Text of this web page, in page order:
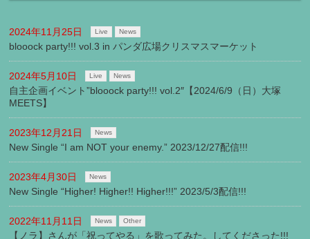
2024年11月25日 Live News
blooock party!!! vol.3 in パンダ広場クリスマスマーケット
2024年5月10日 Live News
自主企画イベント”blooock party!!! vol.2″【2024/6/9（日）大塚
MEETS】
2023年12月21日 News
New Single “I am NOT your enemy.” 2023/12/27配信!!!
2023年4月30日 News
New Single “Higher! Higher!! Higher!!!” 2023/5/3配信!!!
2022年11月11日 News Other
【ノラ】さんが「祝ってやる」を歌ってみた。してくださった!!!